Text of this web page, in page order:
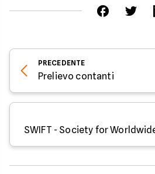
PRECEDENTE
Prelievo contanti